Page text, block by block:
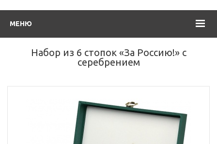
МЕНЮ
Набор из 6 стопок «За Россию!» с
серебрением